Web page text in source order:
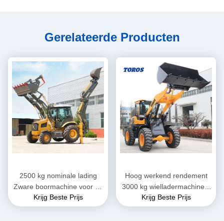
Gerelateerde Producten
2500 kg nominale lading
Zware boormachine voor de
bouw
Krijg Beste Prijs
Hoog werkend rendement
3000 kg wielladermachine 1
jaar garantie
Krijg Beste Prijs